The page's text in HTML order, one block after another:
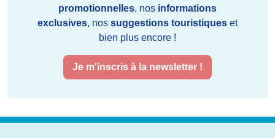
promotionnelles, nos informations
exclusives, nos suggestions touristiques et
bien plus encore !
Je m'inscris à la newsletter !